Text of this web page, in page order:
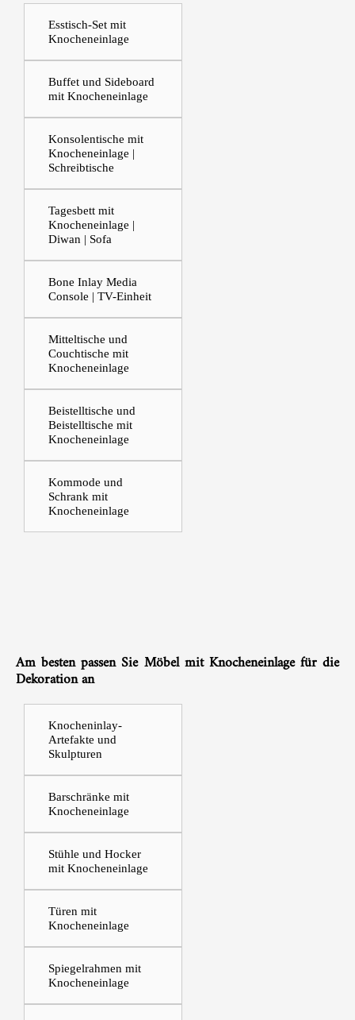
Esstisch-Set mit
Knocheneinlage
Buffet und Sideboard
mit Knocheneinlage
Konsolentische mit
Knocheneinlage |
Schreibtische
Tagesbett mit
Knocheneinlage |
Diwan | Sofa
Bone Inlay Media
Console | TV-Einheit
Mitteltische und
Couchtische mit
Knocheneinlage
Beistelltische und
Beistelltische mit
Knocheneinlage
Kommode und
Schrank mit
Knocheneinlage
Am besten passen Sie Möbel mit Knocheneinlage für die
Dekoration an
Knocheninlay-
Artefakte und
Skulpturen
Barschränke mit
Knocheneinlage
Stühle und Hocker
mit Knocheneinlage
Türen mit
Knocheneinlage
Spiegelrahmen mit
Knocheneinlage